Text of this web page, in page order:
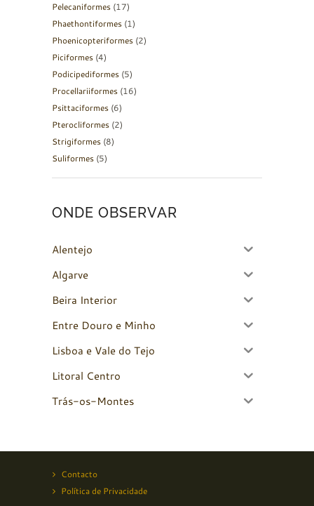
Pelecaniformes (17)
Phaethontiformes (1)
Phoenicopteriformes (2)
Piciformes (4)
Podicipediformes (5)
Procellariiformes (16)
Psittaciformes (6)
Pterocliformes (2)
Strigiformes (8)
Suliformes (5)
ONDE OBSERVAR
Alentejo
Algarve
Beira Interior
Entre Douro e Minho
Lisboa e Vale do Tejo
Litoral Centro
Trás-os-Montes
Contacto
Política de Privacidade